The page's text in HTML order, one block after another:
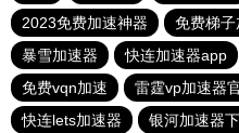
2023免费加速神器
免费梯
暴雪加速器
快连加速器app
免费vqn加速
雷霆vp加速器
快连lets加速器
银河加速器